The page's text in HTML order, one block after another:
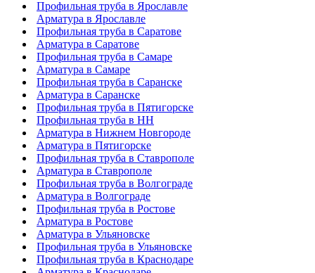
Профильная труба в Ярославле
Арматура в Ярославле
Профильная труба в Саратове
Арматура в Саратове
Профильная труба в Самаре
Арматура в Самаре
Профильная труба в Саранске
Арматура в Саранске
Профильная труба в Пятигорске
Профильная труба в НН
Арматура в Нижнем Новгороде
Арматура в Пятигорске
Профильная труба в Ставрополе
Арматура в Ставрополе
Профильная труба в Волгограде
Арматура в Волгограде
Профильная труба в Ростове
Арматура в Ростове
Арматура в Ульяновске
Профильная труба в Ульяновске
Профильная труба в Краснодаре